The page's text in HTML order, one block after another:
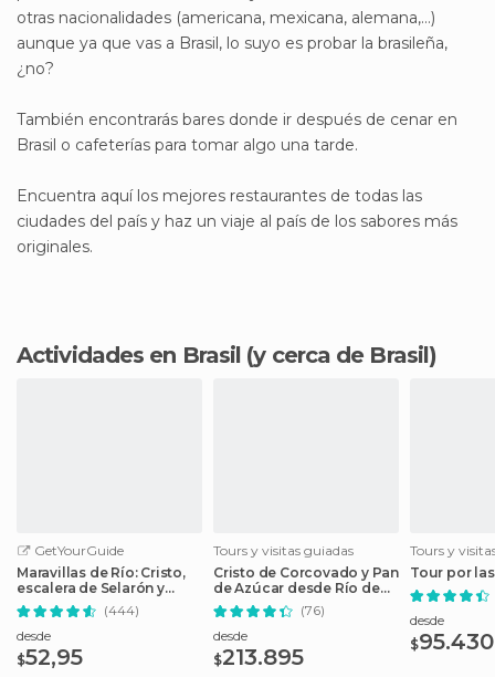
otras nacionalidades (americana, mexicana, alemana,…)
aunque ya que vas a Brasil, lo suyo es probar la brasileña,
¿no?
También encontrarás bares donde ir después de cenar en
Brasil o cafeterías para tomar algo una tarde.
Encuentra aquí los mejores restaurantes de todas las
ciudades del país y haz un viaje al país de los sabores más
originales.
Actividades en Brasil (y cerca de Brasil)
GetYourGuide
Maravillas de Río: Cristo,
escalera de Selarón y
Tijuca
(444)
desde
$52,95
Tours y visitas guiadas
Cristo de Corcovado y Pan
de Azúcar desde Río de
Janeiro
(76)
desde
$213.895
Tours y
Tour por
desde
$95.430